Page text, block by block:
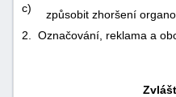
c)
způsobit zhoršení
2. Označování, reklama a